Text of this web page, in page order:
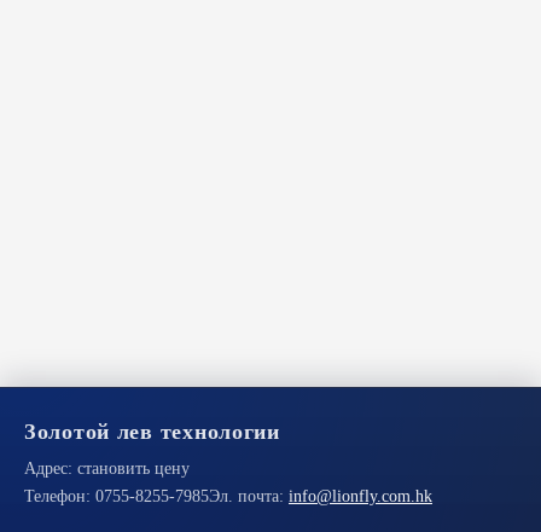
Золотой лев технологии
Адрес: становить цену
Телефон: 0755-8255-7985Эл. почта: info@lionfly.com.hk